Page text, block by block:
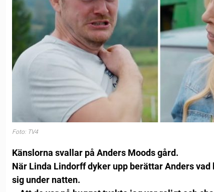
Foto: TV4
Känslorna svallar på Anders Moods gård.
När Linda Lindorff dyker upp berättar Anders
sig under natten.